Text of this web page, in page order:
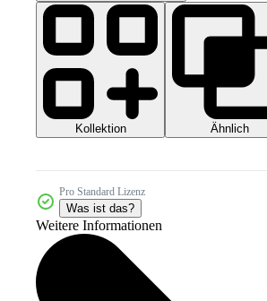
Kollektion Ähnlich
Pro Standard Lizenz
Was ist das?
Weitere Informationen